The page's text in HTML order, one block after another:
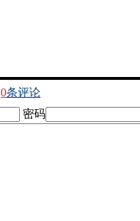
0条评论
密码